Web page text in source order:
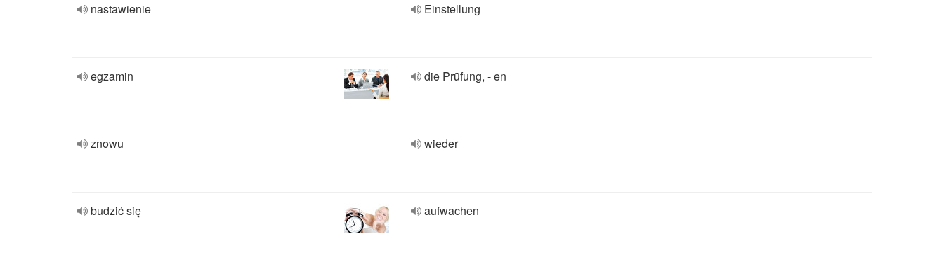
nastawienie Einstellung
egzamin die Prüfung, - en
znowu wieder
budzić się aufwachen